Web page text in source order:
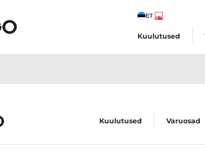
ET
Kuulutused
Kuulutused Varuosad